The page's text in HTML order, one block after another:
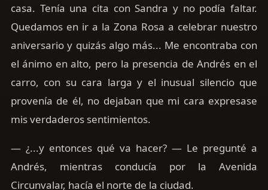
casa. Tenía una cita con Sandra y no podía faltar.
Quedamos en ir a la Zona Rosa a celebrar nuestro
aniversario y quizás algo más... Me encontraba con
el ánimo en alto, pero la presencia de Andrés en el
carro, con su cara larga y el inusual silencio que
provenía de él, no dejaban que mi cara expresase
mis verdaderos sentimientos.
— ¿...y entonces qué va hacer? — Le pregunté a
Andrés, mientras conducía por la Avenida
Circunvalar, hacía el norte de la ciudad.